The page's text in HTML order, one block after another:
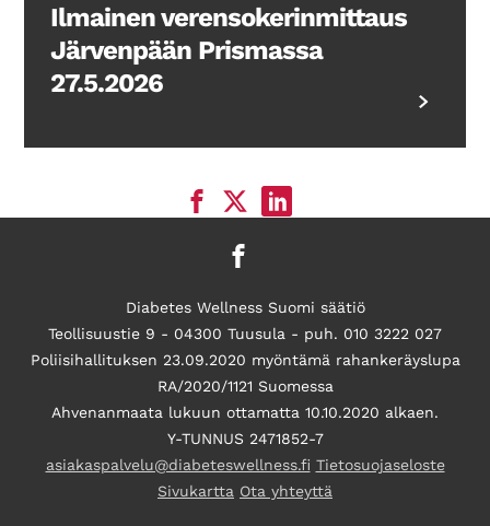
Ilmainen verensokerinmittaus
Järvenpään Prismassa
27.5.2026
Diabetes Wellness Suomi säätiö
Teollisuustie 9 - 04300 Tuusula - puh. 010 3222 027
Poliisihallituksen 23.09.2020 myöntämä rahankeräyslupa
RA/2020/1121 Suomessa
Ahvenanmaata lukuun ottamatta 10.10.2020 alkaen.
Y-TUNNUS 2471852-7
asiakaspalvelu@diabeteswellness.fi Tietosuojaseloste
Sivukartta Ota yhteyttä